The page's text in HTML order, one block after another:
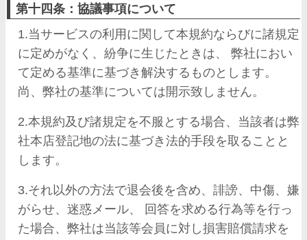
第十四条：協議事項について
1.当サービスの利用に関して本規約ならびに諸規定
に定めがなく、紛争に生じたときは、 弊社におい
て定める基準に基づき解決するものとします。
尚、弊社の基準については開示致しません。
2.本規約及び諸規定を不服とする場合、当該者は弊
社本店登記地の法に基づき法的手段を取ることと
します。
3.それ以外の方法で退会後を含め、誹謗、中傷、嫌
がらせ、迷惑メール、 回答を求める行為等を行っ
た場合、弊社は当該等会員に対し損害賠償請求を